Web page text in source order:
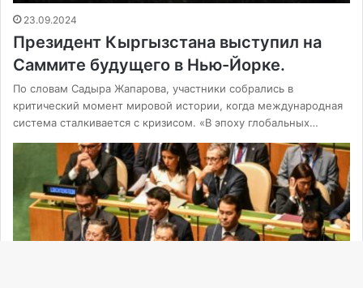
23.09.2024
Президент Кыргызстана выступил на
Саммите будущего в Нью-Йорке.
По словам Садыра Жапарова, участники собрались в
критический момент мировой истории, когда международная
система сталкивается с кризисом. «В эпоху глобальных…